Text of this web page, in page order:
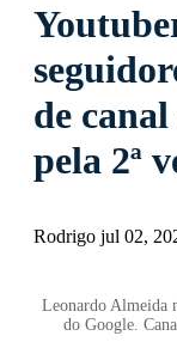
de
pela 2ª
Rodrigo jul 02,
Leonardo Almeida
do Google.